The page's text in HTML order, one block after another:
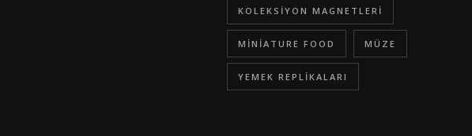
KOLEKSIYON MAGNETLERI
MINIATURE FOOD MÜZE
YEMEK REPLIKALARI